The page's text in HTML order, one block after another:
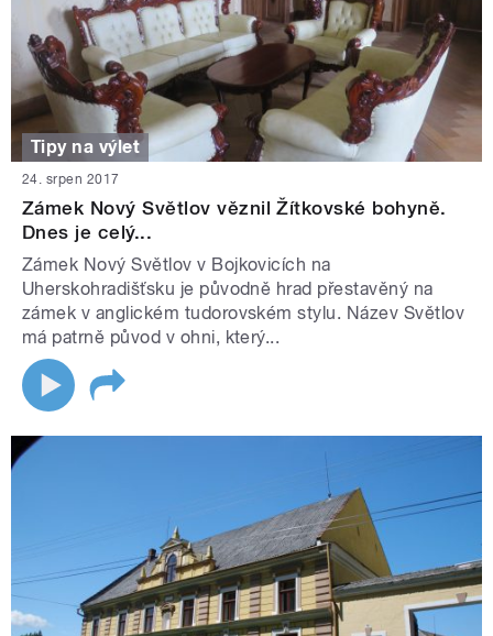
Tipy na výlet
24. srpen 2017
Zámek Nový Světlov věznil Žítkovské bohyně.
Dnes je celý...
Zámek Nový Světlov v Bojkovicích na
Uherskohradišťsku je původně hrad přestavěný na
zámek v anglickém tudorovském stylu. Název Světlov
má patrně původ v ohni, který...